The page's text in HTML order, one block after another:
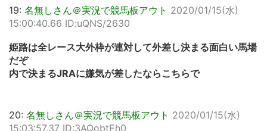
19: 名無しさん＠実況で競馬板アウト 2020/01/15(水)
15:00:40.66 ID:uQNS/2630
姫路は全レース大外枠が連対して外差し決まる面白い馬場
だぞ
内で決まるJRAに嫌気が差したならこちらで
20: 名無しさん＠実況で競馬板アウト 2020/01/15(水)
15:03:57.37 ID:3AQobtEh0